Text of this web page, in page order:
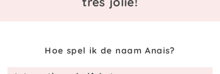
Hoe spel ik de naam Anais?